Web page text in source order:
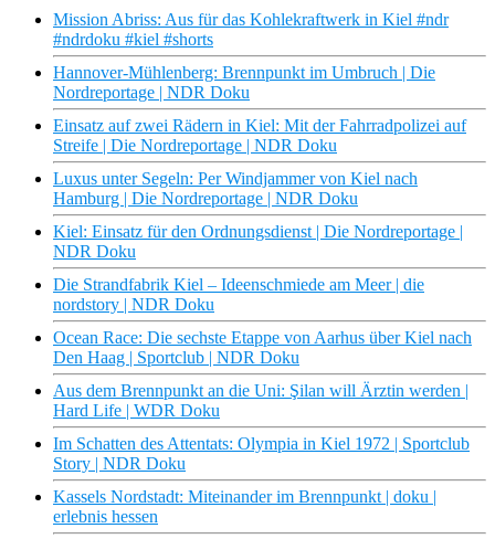
Mission Abriss: Aus für das Kohlekraftwerk in Kiel #ndr
#ndrdoku #kiel #shorts
Hannover-Mühlenberg: Brennpunkt im Umbruch | Die
Nordreportage | NDR Doku
Einsatz auf zwei Rädern in Kiel: Mit der Fahrradpolizei auf
Streife | Die Nordreportage | NDR Doku
Luxus unter Segeln: Per Windjammer von Kiel nach
Hamburg | Die Nordreportage | NDR Doku
Kiel: Einsatz für den Ordnungsdienst | Die Nordreportage |
NDR Doku
Die Strandfabrik Kiel – Ideenschmiede am Meer | die
nordstory | NDR Doku
Ocean Race: Die sechste Etappe von Aarhus über Kiel nach
Den Haag | Sportclub | NDR Doku
Aus dem Brennpunkt an die Uni: Şilan will Ärztin werden |
Hard Life | WDR Doku
Im Schatten des Attentats: Olympia in Kiel 1972 | Sportclub
Story | NDR Doku
Kassels Nordstadt: Miteinander im Brennpunkt | doku |
erlebnis hessen